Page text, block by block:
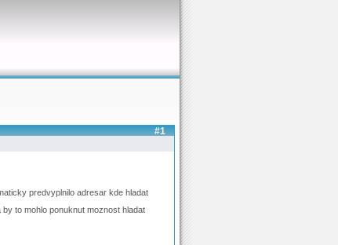
#1
predvyplnilo adresar kde hladat
to mohlo ponuknut moznost hladat